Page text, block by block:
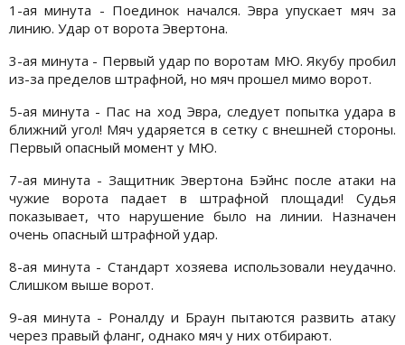
1-ая минута - Поединок начался. Эвра упускает мяч за
линию. Удар от ворота Эвертона.
3-ая минута - Первый удар по воротам МЮ. Якубу пробил
из-за пределов штрафной, но мяч прошел мимо ворот.
5-ая минута - Пас на ход Эвра, следует попытка удара в
ближний угол! Мяч ударяется в сетку с внешней стороны.
Первый опасный момент у МЮ.
7-ая минута - Защитник Эвертона Бэйнс после атаки на
чужие ворота падает в штрафной площади! Судья
показывает, что нарушение было на линии. Назначен
очень опасный штрафной удар.
8-ая минута - Стандарт хозяева использовали неудачно.
Слишком выше ворот.
9-ая минута - Роналду и Браун пытаются развить атаку
через правый фланг, однако мяч у них отбирают.